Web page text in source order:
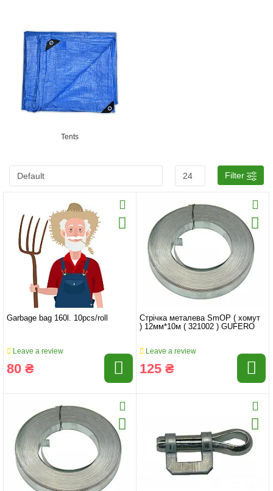
Tents
Filter
Garbage bag 160l. 10pcs/roll
Leave a review
80 ₴
Стрічка металева SmOP ( хомут
) 12мм*10м ( 321002 ) GUFERO
Leave a review
125 ₴